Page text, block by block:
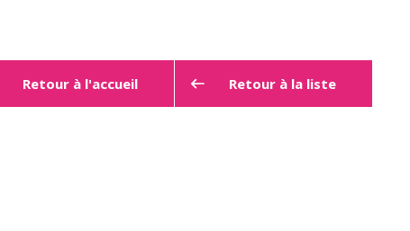
Retour à la liste
Retour à l'accueil